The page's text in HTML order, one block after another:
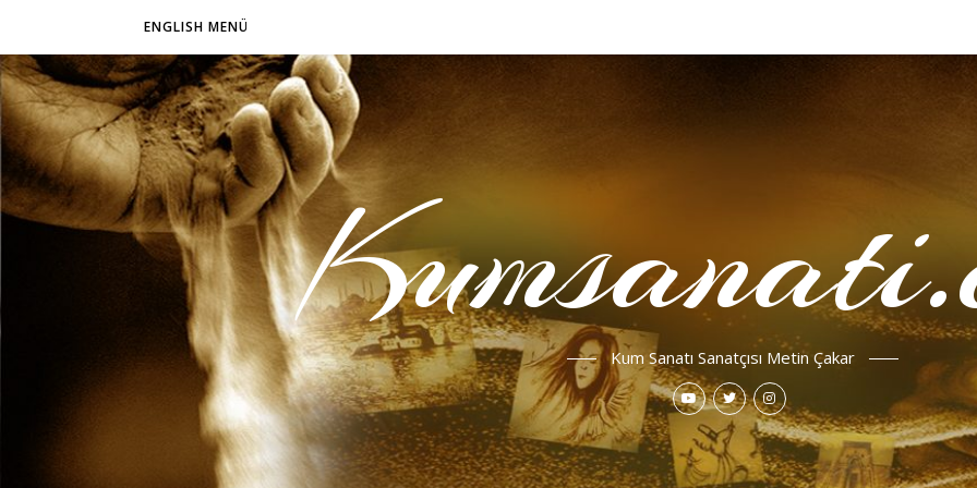
ENGLISH MENÜ
Kum Sanatı Sanatçısı Metin Çakar